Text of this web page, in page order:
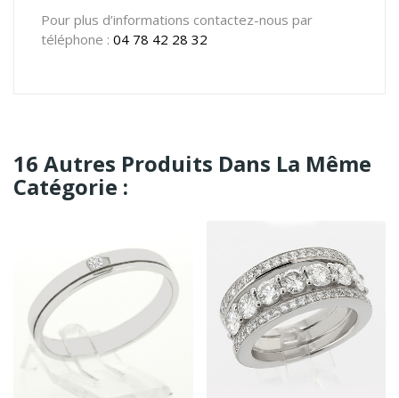
Pour plus d’informations contactez-nous par
téléphone : 04 78 42 28 32
16 Autres Produits Dans La Même
Catégorie :